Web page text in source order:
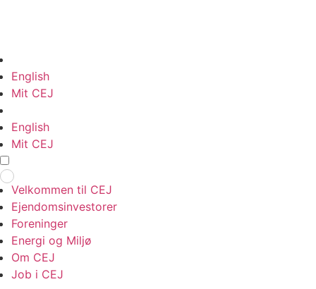
English
Mit CEJ
English
Mit CEJ
Velkommen til CEJ
Ejendomsinvestorer
Foreninger
Energi og Miljø
Om CEJ
Job i CEJ